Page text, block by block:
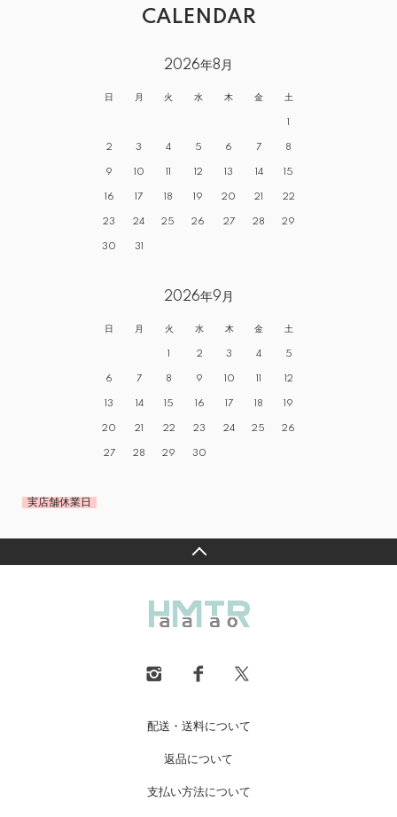
CALENDAR
2026年8月
日 月 火 水 木 金 土
1
2 3 4 5 6 7 8
9 10 11 12 13 14 15
16 17 18 19 20 21 22
23 24 25 26 27 28 29
30 31
2026年9月
日 月 火 水 木 金 土
1 2 3 4 5
6 7 8 9 10 11 12
13 14 15 16 17 18 19
20 21 22 23 24 25 26
27 28 29 30
実店舗休業日
配送・送料について
返品について
支払い方法について